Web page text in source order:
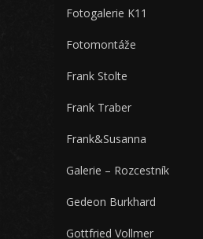
Fotogalerie K11
Fotomontáže
Frank Stolte
Frank Traber
Frank&Susanna
Galerie – Rozcestník
Gedeon Burkhard
Gottfried Vollmer